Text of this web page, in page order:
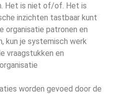
Het is niet of/of. Het is
inzichten tastbaar kunt
organisatie patronen en
kun je systemisch werk
vraagstukken en
worden gevoed door de